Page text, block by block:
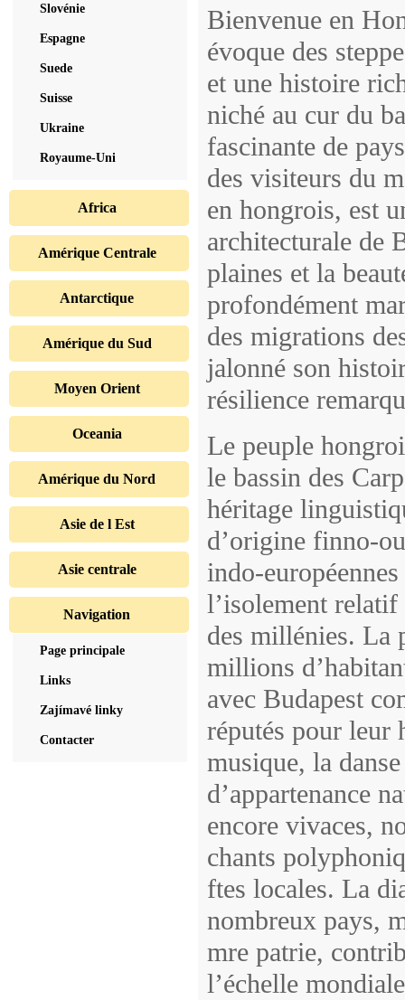
Slovénie
Espagne
Suede
Suisse
Ukraine
Royaume-Uni
Africa
Amérique Centrale
Antarctique
Amérique du Sud
Moyen Orient
Oceania
Amérique du Nord
Asie de l Est
Asie centrale
Navigation
Page principale
Links
Zajímavé linky
Contacter
Bienvenue en
évoque des
et une histoire
niché au cur du
fascinante de
des visiteurs du
en hongrois, est
architecturale de
plaines et la
profondément
des migrations
jalonné son
résilience
Le peuple
le bassin des
héritage
d’origine finno-
indo-
l’isolement
des millénies. La
millions
avec Budapest
réputés pour leur
musique, la
d’appartenance
encore vivaces,
chants
ftes locales. La
nombreux pays,
mre patrie,
l’échelle